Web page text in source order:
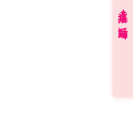
直播✦活動